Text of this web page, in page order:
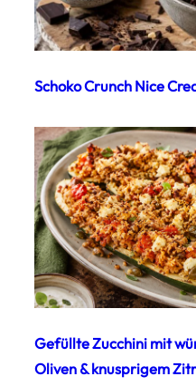
Schoko Crunch Nice
Gefüllte Zucchini mit
Oliven & knusprigem